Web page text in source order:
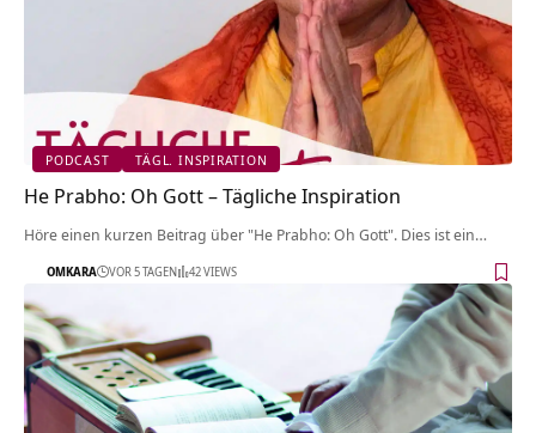
PODCAST TÄGL. INSPIRATION
He Prabho: Oh Gott – Tägliche Inspiration
Höre einen kurzen Beitrag über "He Prabho: Oh Gott". Dies ist ein…
OMKARA VOR 5 TAGEN 42 VIEWS